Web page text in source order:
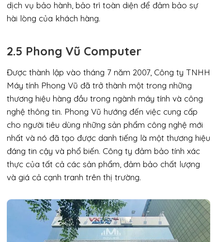
dịch vụ bảo hành, bảo trì toàn diện để đảm bảo sự
hài lòng của khách hàng.
2.5 Phong Vũ Computer
Được thành lập vào tháng 7 năm 2007, Công ty TNHH
Máy tính Phong Vũ đã trở thành một trong những
thương hiệu hàng đầu trong ngành máy tính và công
nghệ thông tin. Phong Vũ hướng đến việc cung cấp
cho người tiêu dùng những sản phẩm công nghệ mới
nhất và nó đã tạo được danh tiếng là một thương hiệu
đáng tin cậy và phổ biến. Công ty đảm bảo tính xác
thực của tất cả các sản phẩm, đảm bảo chất lượng
và giá cả cạnh tranh trên thị trường.